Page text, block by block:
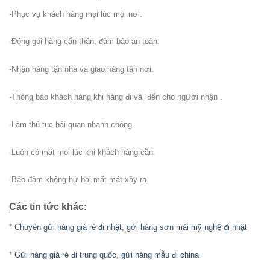
-Phục vụ khách hàng mọi lúc mọi nơi.
-Đóng gói hàng cẩn thận, đảm bảo an toàn.
-Nhận hàng tận nhà và giao hàng tận nơi.
-Thông báo khách hàng khi hàng đi và đến cho người nhận .
-Làm thủ tục hải quan nhanh chóng.
-Luôn có mặt mọi lúc khi khách hàng cần.
-Bảo đảm không hư hại mất mát xảy ra.
Các tin tức khác:
* Chuyên gửi hàng giá rẻ đi nhật, gởi hàng sơn mài mỹ nghệ đi nhật
* Gửi hàng giá rẻ đi trung quốc, gửi hàng mẫu đi china